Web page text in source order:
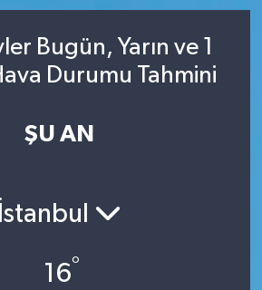
Bugün, Yarın ve 1
Durumu Tahmini
ŞU AN
İstanbul
16°
Durumu ve Fikstür